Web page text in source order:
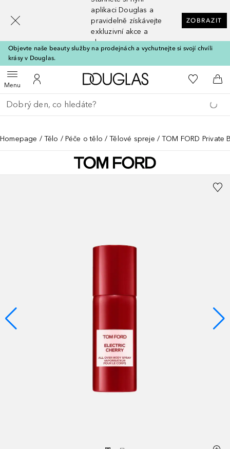
aplikaci Douglas a
pravidelně získávejte
exkluzivní akce a
slevy
ZOBRAZIT
Objevte naše beauty služby na prodejnách a vychutnejte si svojí chvíli
krásy v Douglas.
MenuOtevřít menuK mému účtu
Domů K mému
Do
Vraťte se
Proveďte vyhledávání
Homepage Tělo Péče o tělo Tělové spreje TOM FORD Private
[navigation.slideout.screenreader]